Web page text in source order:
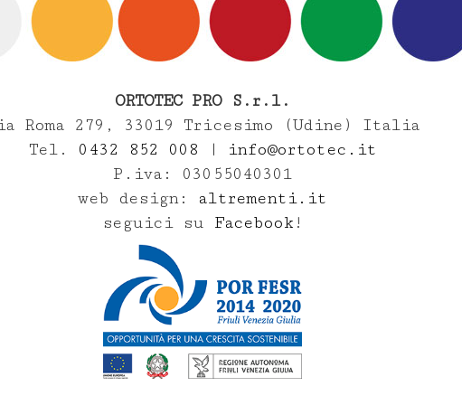
ORTOTEC PRO S.r.l.
Roma 279, 33019 Tricesimo (Udine) Italia
Tel. 0432 852 008 |
info@ortotec.it
P.iva: 03055040301
web design: altrementi.it
seguici su Facebook!